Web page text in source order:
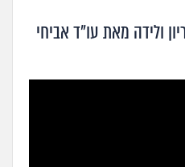
ולידה מאת עו"ד אביחי